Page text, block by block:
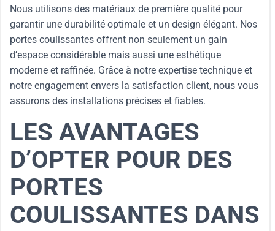
Nous utilisons des matériaux de première qualité pour
garantir une durabilité optimale et un design élégant. Nos
portes coulissantes offrent non seulement un gain
d’espace considérable mais aussi une esthétique
moderne et raffinée. Grâce à notre expertise technique et
notre engagement envers la satisfaction client, nous vous
assurons des installations précises et fiables.
LES AVANTAGES
D’OPTER POUR DES
PORTES
COULISSANTES DANS